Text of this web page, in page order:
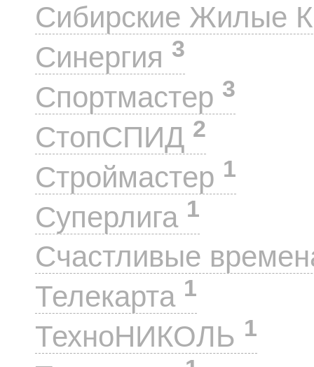
Сибирские Жилые
Синергия 3
Спортмастер 3
СтопСПИД 2
Строймастер 1
Суперлига 1
Счастливые
Телекарта 1
ТехноНИКОЛЬ 1